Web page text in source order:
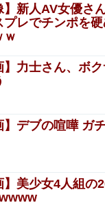
に祝儀出したのに
せ！」→断ったら
を泥＆夫の形見を
なんですってね」
やられたJKがたく
、垢抜けたかな？
総局前トップの全
で！
】新人AV女優さ
プレでチンポを
ｗ
】力士さん、ボ
】デブの喧嘩
】美少女4人組の